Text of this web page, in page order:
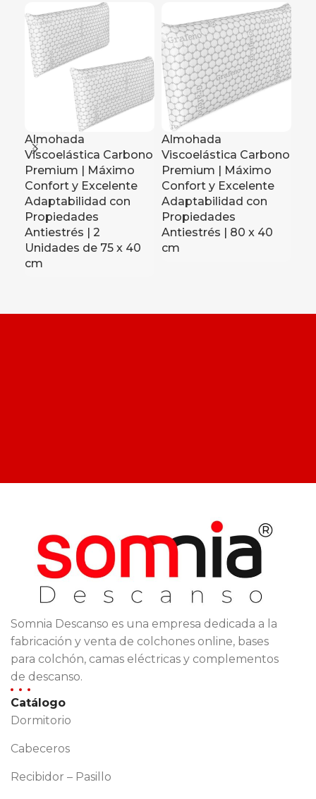
Almohada
Viscoelástica Carbono
Premium | Máximo
Confort y Excelente
Adaptabilidad con
Propiedades
Antiestrés | 2
Unidades de 75 x 40
cm
Almohada
Viscoelástica Carbono
Premium | Máximo
Confort y Excelente
Adaptabilidad con
Propiedades
Antiestrés | 80 x 40
cm
Somnia Descanso es una empresa dedicada a la
fabricación y venta de colchones online, bases
para colchón, camas eléctricas y complementos
de descanso.
Catálogo
Dormitorio
Cabeceros
Recibidor – Pasillo